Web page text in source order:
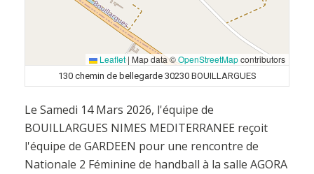
Leaflet | Map data ©OpenStreetMapcontributors
130 chemin de bellegarde 30230 BOUILLARGUES
Le Samedi 14 Mars 2026, l'équipe de
BOUILLARGUES NIMES MEDITERRANEE reçoit
l'équipe de GARDEEN pour une rencontre de
Nationale 2 Féminine de handball à la salle AGORA